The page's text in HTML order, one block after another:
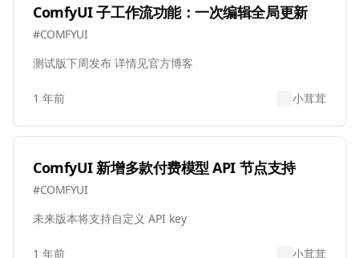
ComfyUI 子工作流功能：一次编辑全局更新
#COMFYUI
测试版下周发布 详情见官方博客
1 年前 小茸茸
ComfyUI 新增多款付费模型 API 节点支持
#COMFYUI
未来版本将支持自定义 API key
1 年前 小茸茸